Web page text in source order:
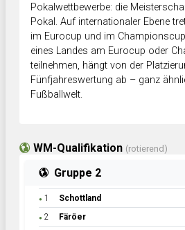
Pokalwettbewerbe: die
Pokal. Auf internationaler Ebene
im Eurocup und im
eines Landes am Eurocup oder
teilnehmen, hängt von der
Fünfjahreswertung ab – ganz
Fußballwelt.
WM-Qualifikation (rotierend)
Gruppe 2
● 1 Schottland
● 2 Färöer